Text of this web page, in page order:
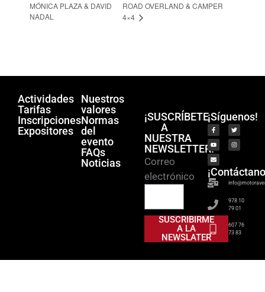
MÓNICA PLAZA & DAVID
NADAL
ROAD OVERLAND & CAMPER
4×4
Actividades
Tarifas
Inscripciones
Expositores
Nuestros
valores
Normas
del
evento
FAQs
Noticias
¡SUSCRÍBETE
A
NUESTRA
NEWSLETTER!
Correo
electrónico
SUSCRIBIRME
A LA
NEWSLATER
¡Síguenos!
978 10
79 01
607 76
73 83